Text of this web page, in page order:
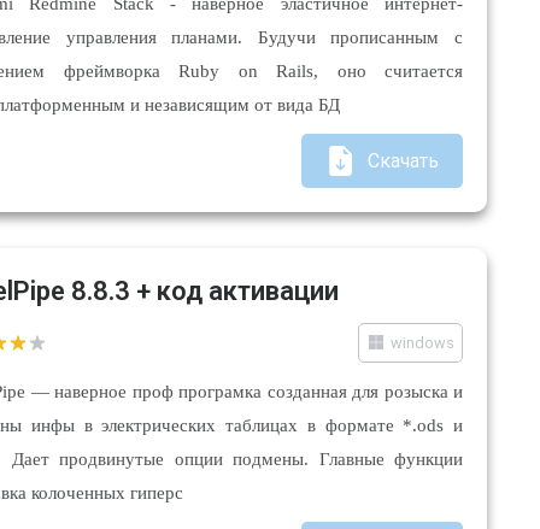
управления планами. Будучи прописанным с
фреймворка Ruby on Rails, оно считается
и независящим от вида БД
Скачать
8.8.3 + код активации
windows
— наверное проф програмка созданная для розыска и
инфы в электрических таблицах в формате *.ods и
Дает продвинутые опции подмены. Главные функции
колоченных гиперс